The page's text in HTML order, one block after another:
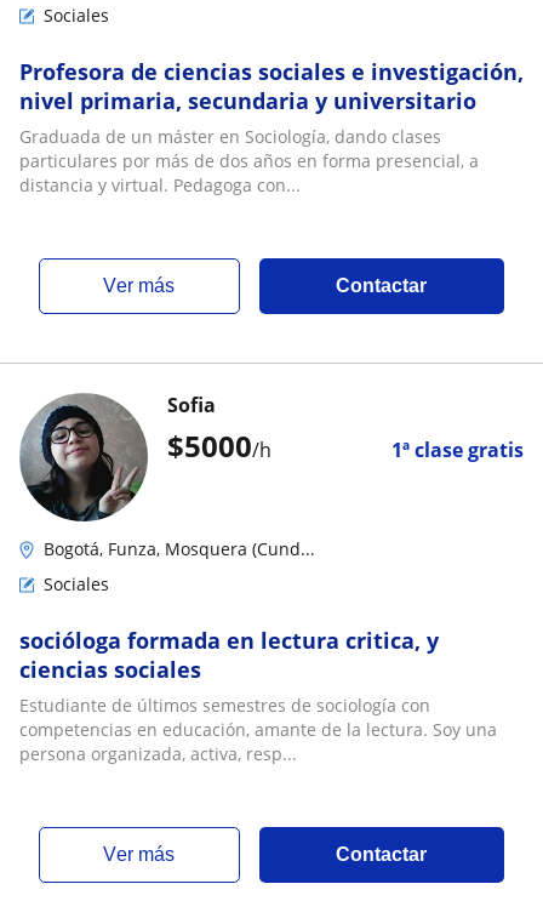
Sociales
Profesora de ciencias sociales e investigación,
nivel primaria, secundaria y universitario
Graduada de un máster en Sociología, dando clases
particulares por más de dos años en forma presencial, a
distancia y virtual. Pedagoga con...
ver más Contactar
$5000/h 1ª clase gratis
Sofia
Bogotá, Funza, Mosquera (Cund...
Sociales
socióloga formada en lectura critica, y
ciencias sociales
Estudiante de últimos semestres de sociología con
competencias en educación, amante de la lectura. Soy una
persona organizada, activa, resp...
ver más Contactar